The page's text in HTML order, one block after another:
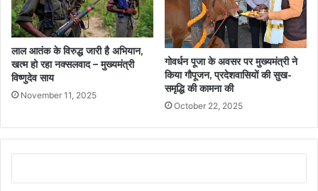
लाल आतंक के विरुद्ध जारी है अभियान,
खत्म हो रहा नक्सलवाद – मुख्यमंत्री
विष्णुदेव साय
November 11, 2025
गोवर्धन पूजा के अवसर पर मुख्यमंत्री ने
किया गौपूजन, प्रदेशवासियों की सुख-
समृद्धि की कामना की
October 22, 2025